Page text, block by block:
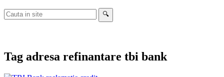
Cauta
in
🔍
Tag adresa refinantare tbi bank